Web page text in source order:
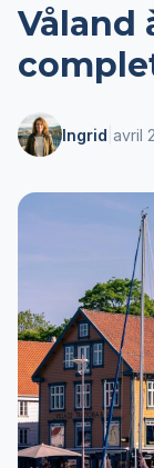
Våland
Ingrid avril